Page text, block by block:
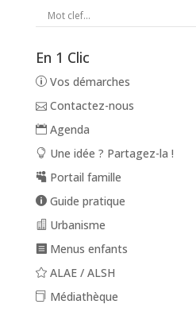
En 1 Clic
Vos démarches
Contactez-nous
Agenda
Une idée ? Partagez-la !
Portail famille
Guide pratique
Urbanisme
Menus enfants
ALAE / ALSH
Médiathèque